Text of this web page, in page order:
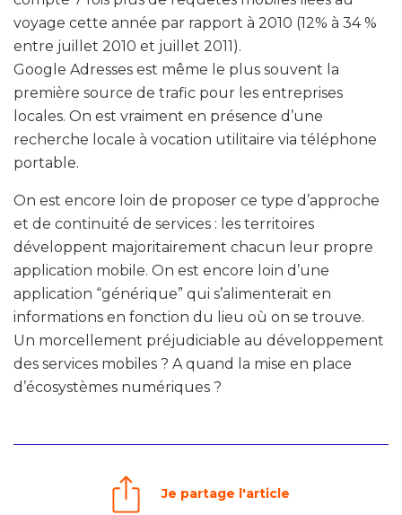
voyage cette année par rapport à 2010 (12% à 34 %
entre juillet 2010 et juillet 2011).
Google Adresses est même le plus souvent la
première source de trafic pour les entreprises
locales. On est vraiment en présence d’une
recherche locale à vocation utilitaire via téléphone
portable.
On est encore loin de proposer ce type d’approche
et de continuité de services : les territoires
développent majoritairement chacun leur propre
application mobile. On est encore loin d’une
application “générique” qui s’alimenterait en
informations en fonction du lieu où on se trouve.
Un morcellement préjudiciable au développement
des services mobiles ? A quand la mise en place
d’écosystèmes numériques ?
Je partage l'article